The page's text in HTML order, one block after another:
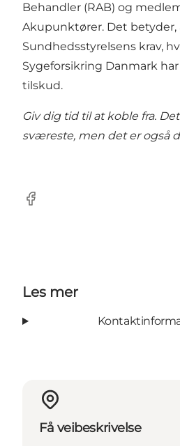
Behandler (RAB) og
Akupunktører. Det betyder,
Sundhedsstyrelsens krav,
Sygeforsikring Danmark
tilskud.
Giv dig tid til at koble fra.
sværeste, men det er også
Facebook
Les mer
Få veibeskrivelse